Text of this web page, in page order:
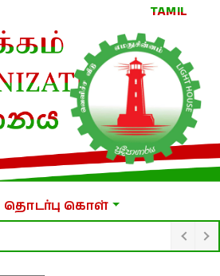
TAMIL
தொடர்பு கொள்